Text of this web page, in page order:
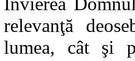
relevanţă
lumea, cât şi